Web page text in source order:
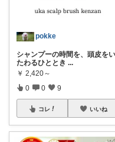
pokke
シャンプーの時間を、頭皮をい
たわるひととき ...
￥ 2,420～
0 0 9
コレ いいね